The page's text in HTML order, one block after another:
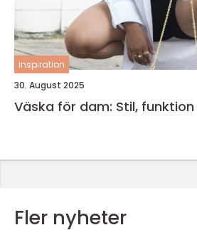
inspiration
30. August 2025
Väska för dam: Stil,
Fler nyheter